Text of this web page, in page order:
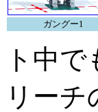
ガングー1
ト中
リー